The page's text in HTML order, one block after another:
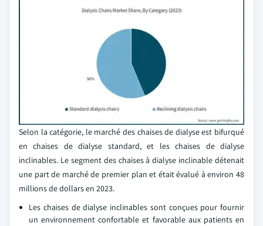
Selon la catégorie, le marché des chaises de dialyse est bifurqué
en chaises de dialyse standard, et les chaises de dialyse
inclinables. Le segment des chaises à dialyse inclinable détenait
une part de marché de premier plan et était évalué à environ 48
millions de dollars en 2023.
Les chaises de dialyse inclinables sont conçues pour fournir
un environnement confortable et favorable aux patients en